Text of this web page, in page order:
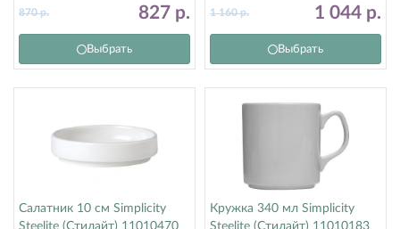
827 р.
870р.
Выбрать
1 044 р.
1 160р.
Выбрать
Салатник 10 см Simplicity
Steelite (Стилайт) 11010470
Кружка 340 мл Simplicity
Steelite (Стилайт) 11010183